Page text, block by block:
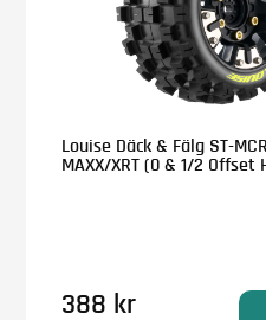
Louise Däck & Fälg ST-
MAXX/XRT (0 & 1/2 Offset
388 kr